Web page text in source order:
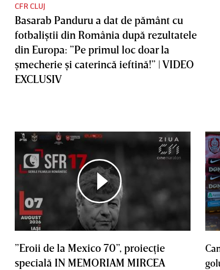
CFR CLUJ
Basarab Panduru a dat de pământ cu
fotbaliştii din România după rezultatele
din Europa: ”Pe primul loc doar la
şmecherie şi caterincă ieftină!” | VIDEO
EXCLUSIV
”Eroii de la Mexico 70”, proiecţie
specială IN MEMORIAM MIRCEA